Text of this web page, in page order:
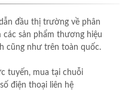
đầu thị trường về phân
sản phẩm thương hiệu
cũng như trên toàn quốc.
tuyến, mua tại chuỗi
điện thoại liên hệ